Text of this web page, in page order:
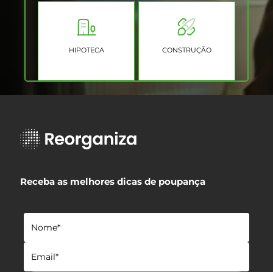
HIPOTECA CONSTRUÇÃO
Receba as melhores dicas de poupança